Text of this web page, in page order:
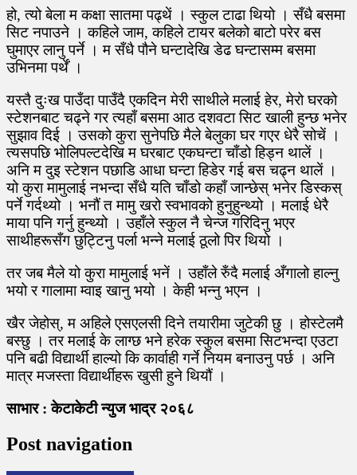
हो, त्यो बेला म कक्षा सातमा पढ्थें । स्कुल टाढा थियो । सँधै बसमा
सिट नपाउने । कहिले जाम, कहिले टायर बलेको बाटो परेर बस
घुमाएर लानु पर्ने । म सँधै पौने घन्टादेखि डेढ घन्टासम्म बसमा
उभिनमा पर्थें ।
यस्तै दुःख पाउँदा पाउँदै एकदिन मेरी साथीले मलाई हेर, मेरो घरको
स्टेशनबाट चढ्ने गर त्यहाँ बसमा आठ दशवटा सिट खाली हुन्छ भनेर
सुझाव दिई । उसको कुरा सुनेपछि मैले बेलुका घर गएर धेरै सोचें ।
त्यसपछि भोलिपल्टदेखि म घरबाट एकघन्टा चाँडो हिड्न थालें ।
अनि म दुइ स्टेशन पछाडि आधा घन्टा हिडेर गई बस चढ्न थालें ।
यो कुरा मामुलाई नभन्दा सँधै यति चाँडो कहाँ जान्छेस् भनेर डिस्कस्
पर्ने गर्दथ्यो । भनौं त मामु खरो स्वभावको हुनुहुन्थ्यो । मलाई धेरै
माया पनि गर्नु हुन्थ्यो । उहाँले स्कुल नै चेन्ज गरिदिनु भएर
साथीहरूसँग छुट्टिनु पर्ला भन्ने मलाई ठूलो पिर थियो ।
तर जब मैले यो कुरा मामुलाई भनें । उहाँले रुँदै मलाई अँगालो हाल्नु
भयो र गालामा म्वाइ खानु भयो । केही भन्नु भएन ।
खैर जेहोस्, म अहिले एसएलसी दिने तयारीमा जुटेकी छु । होस्टेलमै
बस्छु । तर मलाई के लाग्छ भने हरेक स्कुल बसमा सिटभन्दा एउटा
पनि बढी विद्यार्थी हाल्यो कि कार्वाही गर्ने नियम बनाउनु पर्छ । अनि
मात्र मजस्ता विद्यार्थीहरू खुसी हुने थियौं ।
साभार : केटाकेटी न्युज भाद्र २०६८
Post navigation